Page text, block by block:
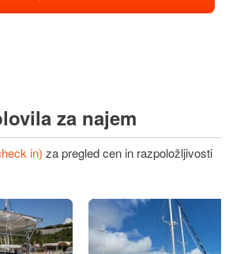
za najem
in) za pregled cen in razpoložljivosti